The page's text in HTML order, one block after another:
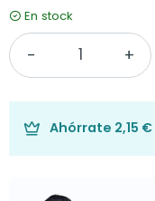
En stock
Ahórrate 2,15 €